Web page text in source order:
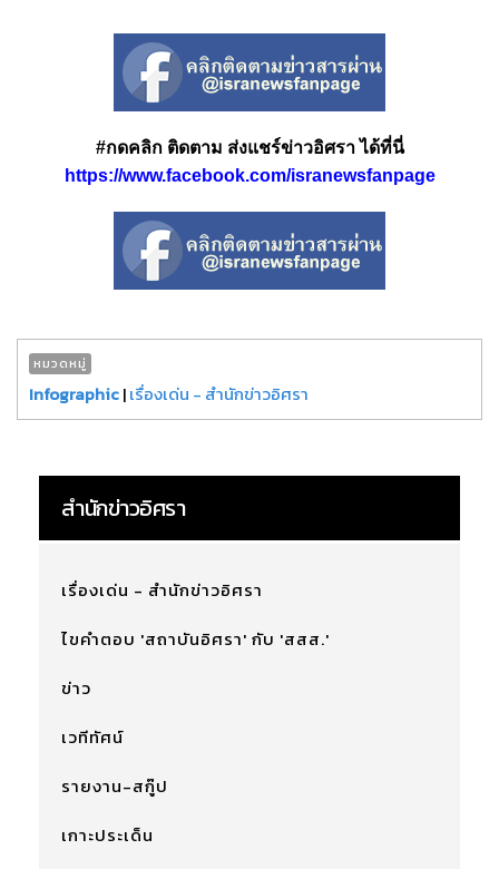
#กดคลิก ติดตาม ส่งแชร์ข่าวอิศรา ได้ที่นี่
https://www.facebook.com/isranewsfanpage
หมวดหมู่
Infographic|เรื่องเด่น - สำนักข่าวอิศรา
สำนักข่าวอิศรา
เรื่องเด่น - สำนักข่าวอิศรา
ไขคำตอบ 'สถาบันอิศรา' กับ 'สสส.'
ข่าว
เวทีทัศน์
รายงาน-สกู๊ป
เกาะประเด็น